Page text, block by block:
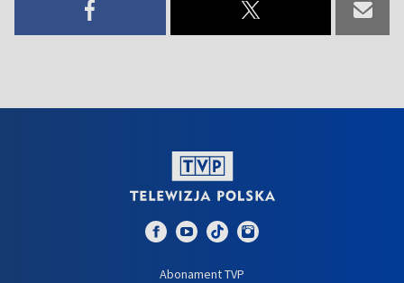
Abonament TVP